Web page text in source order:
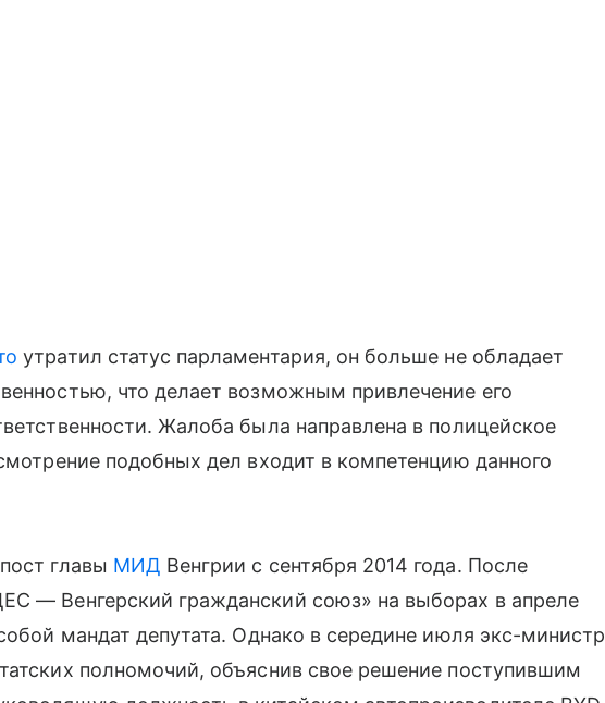
утратил статус парламентария, он больше не обладает
что делает возможным привлечение его
Жалоба была направлена в полицейское
подобных дел входит в компетенцию данного
главы МИД Венгрии с сентября 2014 года. После
— Венгерский гражданский союз» на выборах в апреле
мандат депутата. Однако в середине июля экс-министр
полномочий, объяснив свое решение поступившим